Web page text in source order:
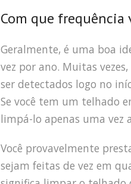
Com que frequência
Geralmente, é uma boa
vez por ano. Muitas
ser detectados logo no
Se você tem um telhado
limpá-lo apenas uma vez
Você provavelmente
sejam feitas de vez em